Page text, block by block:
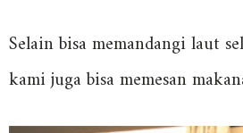
Selain bisa memandangi laut
kami juga bisa memesan